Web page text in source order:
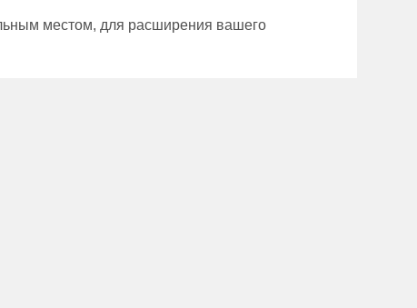
местом, для расширения вашего